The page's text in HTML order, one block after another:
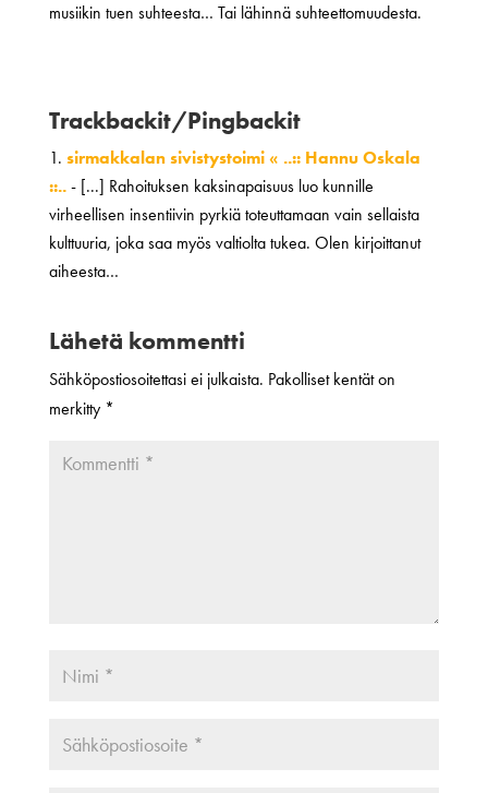
musiikin tuen suhteesta… Tai lähinnä suhteettomuudesta.
Trackbackit/Pingbackit
sirmakkalan sivistystoimi « ..:: Hannu Oskala
::..- [...] Rahoituksen kaksinapaisuus luo kunnille
virheellisen insentiivin pyrkiä toteuttamaan vain sellaista
kulttuuria, joka saa myös valtiolta tukea. Olen kirjoittanut
aiheesta…
Lähetä kommentti
Sähköpostiosoitettasi ei julkaista. Pakolliset kentät on
merkitty *